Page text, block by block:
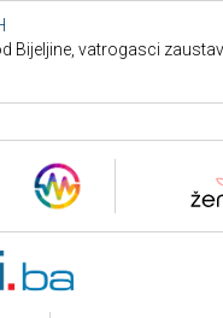
Bijeljine, vatrogasci